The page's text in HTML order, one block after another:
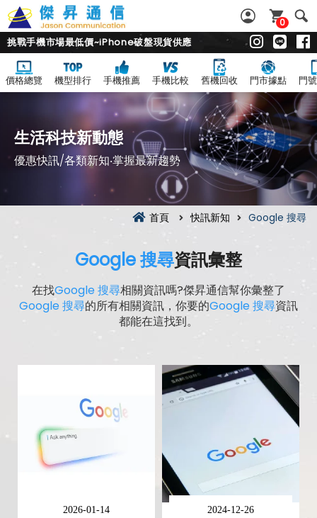
0
挑戰手機市場最低價~iPhone破盤現貨供應
價格總覽 機型排行 手機推薦 手機比較 舊機回收 門市據點 門
生活科技新動態
優惠快訊/各類新知‧掌握最新趨勢
首頁 快訊新知 Google 搜尋
Google 搜尋資訊彙整
在找Google 搜尋相關資訊嗎?傑昇通信幫你彙整了
Google 搜尋的所有相關資訊，你要的Google 搜尋資訊
都能在這找到。
2026-01-14 2024-12-26